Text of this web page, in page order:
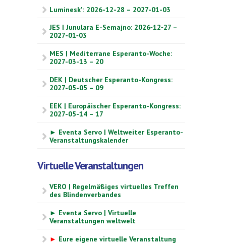
Luminesk': 2026-12-28 – 2027-01-03
JES | Junulara E-Semajno: 2026‑12‑27 –
2027‑01‑03
MES | Mediterrane Esperanto-Woche:
2027-03-13 – 20
DEK | Deutscher Esperanto-Kongress:
2027-05-05 – 09
EEK | Europäischer Esperanto-Kongress:
2027-05-14 – 17
► Eventa Servo | Weltweiter Esperanto-
Veranstaltungskalender
Virtuelle Veranstaltungen
VERO | Regelmäßiges virtuelles Treffen
des Blindenverbandes
► Eventa Servo | Virtuelle
Veranstaltungen weltwelt
► Eure eigene virtuelle Veranstaltung